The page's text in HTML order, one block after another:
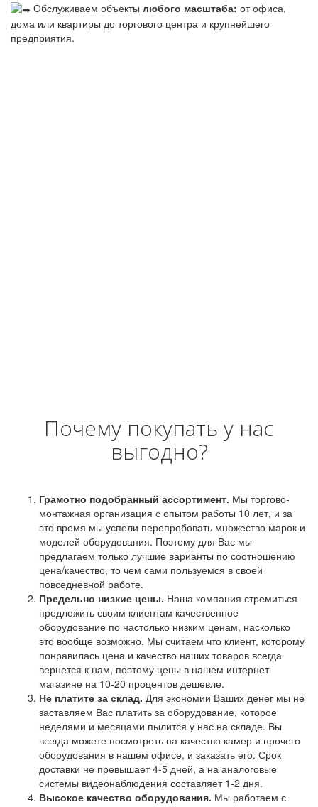
Обслуживаем объекты любого масштаба: от офиса,
дома или квартиры до торгового центра и крупнейшего
предприятия.
Почему покупать у нас
выгодно?
Грамотно подобранный ассортимент. Мы торгово-
монтажная организация с опытом работы 10 лет, и за
это время мы успели перепробовать множество марок и
моделей оборудования. Поэтому для Вас мы
предлагаем только лучшие варианты по соотношению
цена/качество, то чем сами пользуемся в своей
повседневной работе.
Предельно низкие цены. Наша компания стремиться
предложить своим клиентам качественное
оборудование по настолько низким ценам, насколько
это вообще возможно. Мы считаем что клиент, которому
понравилась цена и качество наших товаров всегда
вернется к нам, поэтому цены в нашем интернет
магазине на 10-20 процентов дешевле.
Не платите за склад. Для экономии Ваших денег мы не
заставляем Вас платить за оборудование, которое
неделями и месяцами пылится у нас на складе. Вы
всегда можете посмотреть на качество камер и прочего
оборудования в нашем офисе, и заказать его. Срок
доставки не превышает 4-5 дней, а на аналоговые
системы видеонаблюдения составляет 1-2 дня.
Высокое качество оборудования. Мы работаем с